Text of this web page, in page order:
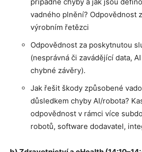
vadného plnění? Odpovědnost
výrobním řetězci
Odpovědnost za poskytnutou
(nesprávná či zavádějící data,
chybné závěry).
Jak řešit škody způsobené
důsledkem chyby AI/robota?
odpovědnost v rámci více
robotů, software dodavatel,